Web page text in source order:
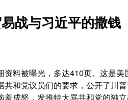
战与习近平的撒钱
料被曝光，多达410页。 这是美
和党议员们的要求，公开了川
成怒，发推特大骂共和党的独